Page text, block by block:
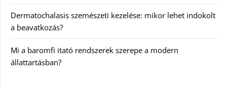
Dermatochalasis szemészeti kezelése: mikor lehet indokolt
a beavatkozás?
Mi a baromfi itató rendszerek szerepe a modern
állattartásban?